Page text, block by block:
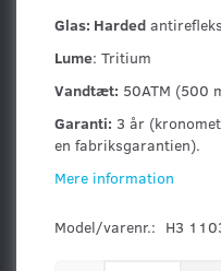
Glas: Harded
Lume: Tritium
Vandtæt: 50ATM (500
Garanti: 3 år
en fabriksgarantien).
Mere information
Model/varenr.: H3